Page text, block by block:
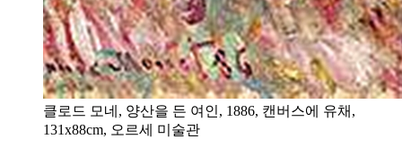
클로드 모네, 양산을 든 여인, 1886, 캔버스에 유채,
131x88cm, 오르세 미술관